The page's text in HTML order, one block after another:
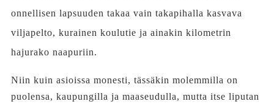
onnellisen lapsuuden takaa vain takapihalla kasvava
viljapelto, kurainen koulutie ja ainakin kilometrin
hajurako naapuriin.
Niin kuin asioissa monesti, tässäkin molemmilla on
puolensa, kaupungilla ja maaseudulla, mutta itse liputan